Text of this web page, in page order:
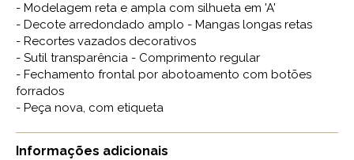
- Modelagem reta e ampla com silhueta em 'A'
- Decote arredondado amplo - Mangas longas retas
- Recortes vazados decorativos
- Sutil transparência - Comprimento regular
- Fechamento frontal por abotoamento com botões
forrados
- Peça nova, com etiqueta
Informações adicionais